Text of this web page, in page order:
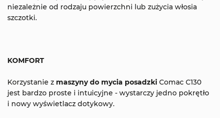
niezależnie od rodzaju powierzchni lub zużycia włosia
szczotki.
KOMFORT
Korzystanie z maszyny do mycia posadzki Comac C130
jest bardzo proste i intuicyjne - wystarczy jedno pokrętło
i nowy wyświetlacz dotykowy.